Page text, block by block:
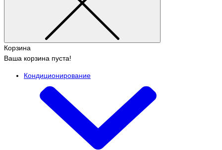
Корзина
Ваша корзина пуста!
Кондиционирование